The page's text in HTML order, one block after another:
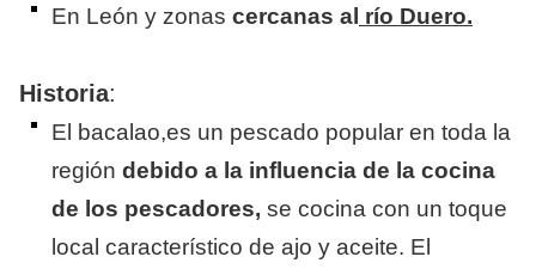
​En León y zonas cercanas al río Duero.
Historia:
El bacalao,es un pescado popular en toda la
región debido a la influencia de la cocina
de los pescadores, se cocina con un toque
local característico de ajo y aceite. El